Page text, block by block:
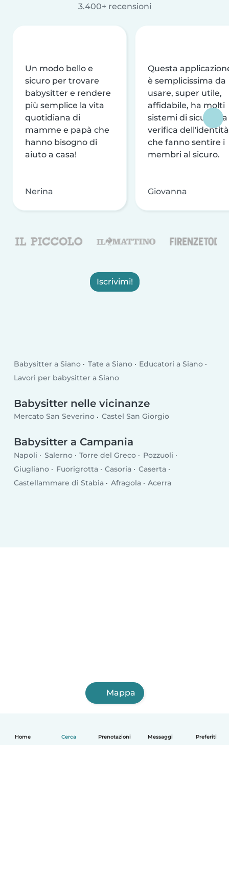
Home Cerca Prenotazioni Messaggi Preferiti
3.400+ recensioni
Un modo bello e
sicuro per trovare
babysitter e rendere
più semplice la vita
quotidiana di
mamme e papà che
hanno bisogno di
aiuto a casa!
Nerina
Questa
è semplicissima da
usare, super utile,
affidabile, ha molti
sistemi di sicurezza
verifica dell'identità
che fanno sentire i
membri al sicuro.
Giovanna
Iscrivimi!
Babysitter a Siano Tate a Siano
Educatori a Siano
Lavori per babysitter a Siano
Babysitter nelle vicinanze
Mercato San Severino Castel San Giorgio
Babysitter a Campania
Napoli Salerno Torre del Greco
Pozzuoli
Giugliano
Fuorigrotta Casoria
Caserta
Castellammare di Stabia
Afragola Acerra
Mappa